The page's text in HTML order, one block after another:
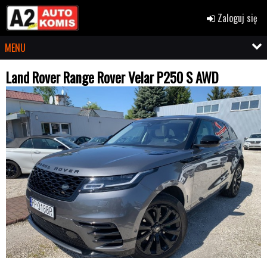
Zaloguj się
MENU
Land Rover Range Rover Velar P250 S AWD